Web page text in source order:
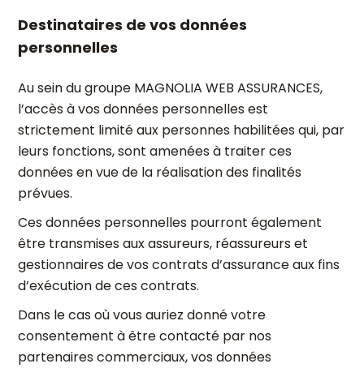
Destinataires de vos données
personnelles
Au sein du groupe MAGNOLIA WEB ASSURANCES,
l’accès à vos données personnelles est
strictement limité aux personnes habilitées qui, par
leurs fonctions, sont amenées à traiter ces
données en vue de la réalisation des finalités
prévues.
Ces données personnelles pourront également
être transmises aux assureurs, réassureurs et
gestionnaires de vos contrats d’assurance aux fins
d’exécution de ces contrats.
Dans le cas où vous auriez donné votre
consentement à être contacté par nos
partenaires commerciaux, vos données